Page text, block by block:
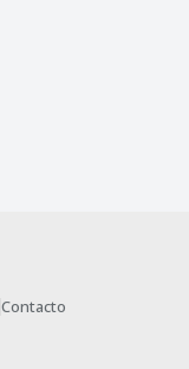
Contacto